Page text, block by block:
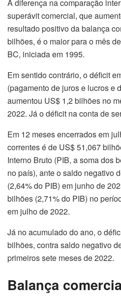
A diferença na comparação
superávit comercial, que
resultado positivo da balança
bilhões, é o maior para o mês
BC, iniciada em 1995.
Em sentido contrário, o déficit
(pagamento de juros e lucros e
aumentou US$ 1,2 bilhões no
2022. Já o déficit na conta de
Em 12 meses encerrados em
correntes é de US$ 51,067
Interno Bruto (PIB, a soma dos
no país), ante o saldo negativo
(2,64% do PIB) em junho de
bilhões (2,71% do PIB) no
em julho de 2022.
Já no acumulado do ano, o
bilhões, contra saldo negativo
primeiros sete meses de 2022.
Balança